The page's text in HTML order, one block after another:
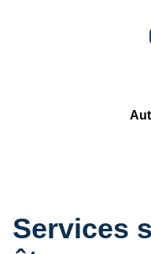
Services